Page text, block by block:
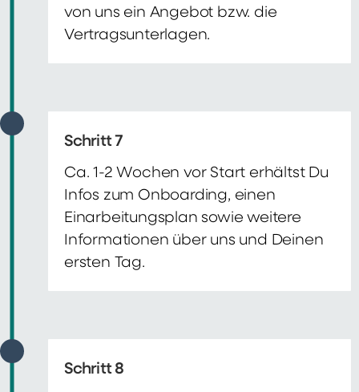
von uns ein Angebot bzw. die
Vertragsunterlagen.
Schritt 7
Ca. 1-2 Wochen vor Start erhältst Du
Infos zum Onboarding, einen
Einarbeitungsplan sowie weitere
Informationen über uns und Deinen
ersten Tag.
Schritt 8